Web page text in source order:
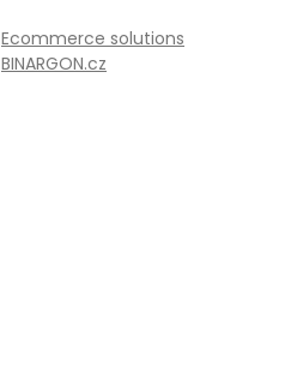
Ecommerce solutions
BINARGON.cz